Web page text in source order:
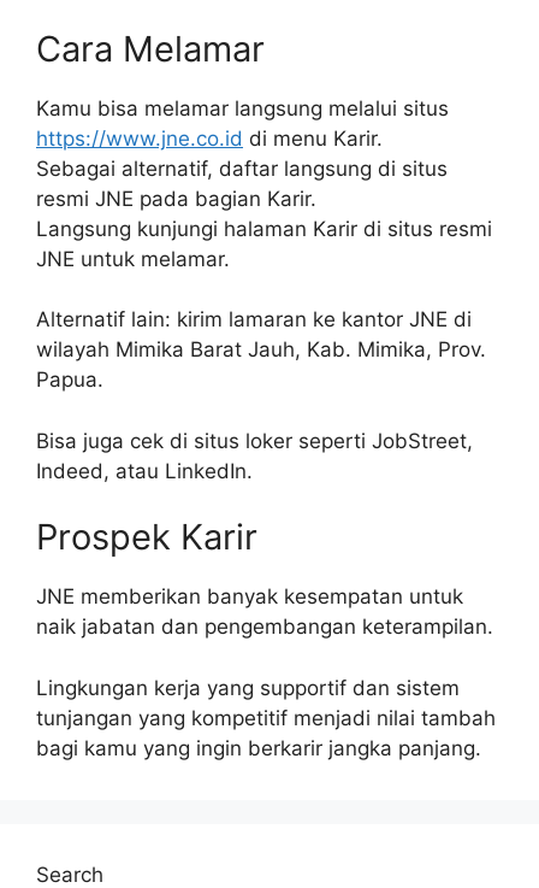
Cara Melamar
Kamu bisa melamar langsung melalui situs
https://www.jne.co.id di menu Karir.
Sebagai alternatif, daftar langsung di situs
resmi JNE pada bagian Karir.
Langsung kunjungi halaman Karir di situs resmi
JNE untuk melamar.
Alternatif lain: kirim lamaran ke kantor JNE di
wilayah Mimika Barat Jauh, Kab. Mimika, Prov.
Papua.
Bisa juga cek di situs loker seperti JobStreet,
Indeed, atau LinkedIn.
Prospek Karir
JNE memberikan banyak kesempatan untuk
naik jabatan dan pengembangan keterampilan.
Lingkungan kerja yang supportif dan sistem
tunjangan yang kompetitif menjadi nilai tambah
bagi kamu yang ingin berkarir jangka panjang.
Search